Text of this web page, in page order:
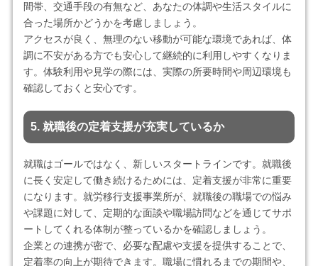
間帯、交通手段の有無など、あなたの体調や生活スタイルに
合った場所かどうかを考慮しましょう。
アクセスが良く、無理のない移動が可能な環境であれば、体
調に不安がある方でも安心して継続的に利用しやすくなりま
す。体験利用や見学の際には、実際の所要時間や周辺環境も
確認しておくと安心です。
5. 就職後の定着支援が充実しているか
就職はゴールではなく、新しいスタートラインです。就職後
に長く安定して働き続けるためには、定着支援が非常に重要
になります。就労移行支援事業所が、就職後の職場での悩み
や課題に対して、定期的な面談や職場訪問などを通じてサポ
ートしてくれる体制が整っているかを確認しましょう。
企業との連携が密で、必要な配慮や支援を提供することで、
定着率の向上が期待できます。職場に慣れるまでの期間や、